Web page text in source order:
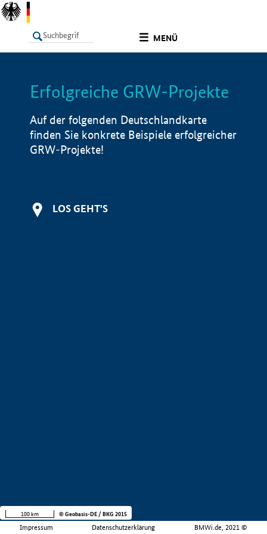
MENÜ
LISTE Info
Erfolgreiche GRW-Projekte
Auf der folgenden Deutschlandkarte
finden Sie konkrete Beispiele erfolgreicher
GRW-Projekte!
LOS GEHT'S
Impressum Datenschutzerklärung BMWi.de, 2021 ©
100 km © Geobasis-DE / BKG 2015